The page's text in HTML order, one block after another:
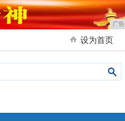
广告
设为首页